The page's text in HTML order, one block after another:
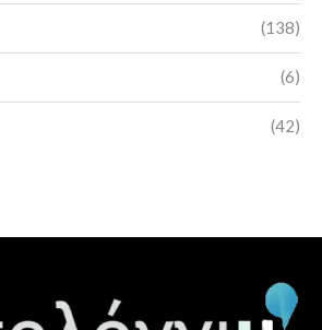
(138)
(6)
(42)